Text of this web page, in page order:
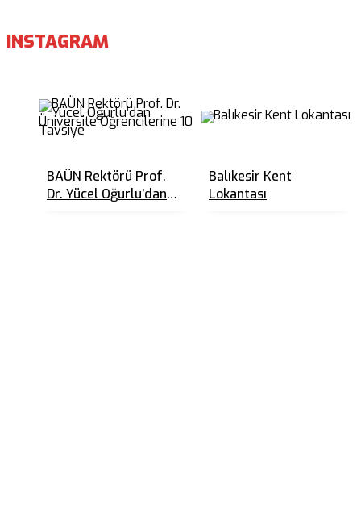
INSTAGRAM
BAÜN Rektörü Prof.
Dr. Yücel Oğurlu’dan
Balıkesir Kent
Lokantası